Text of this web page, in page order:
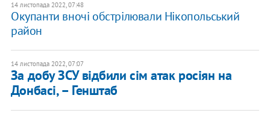
14 листопада 2022, 07:48
Окупанти вночі обстрілювали Нікопольський
район
14 листопада 2022, 07:07
​За добу ЗСУ відбили сім атак росіян на
Донбасі, – Генштаб